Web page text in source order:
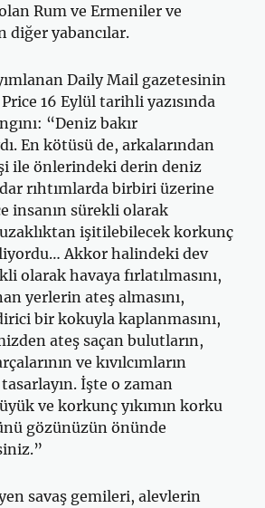
Rum ve Ermeniler ve
diğer yabancılar.
Daily Mail gazetesinin
16 Eylül tarihli yazısında
“Deniz bakır
En kötüsü de, arkalarından
ile önlerindeki derin deniz
rıhtımlarda birbiri üzerine
insanın sürekli olarak
işitilebilecek korkunç
Akkor halindeki dev
olarak havaya fırlatılmasını,
yerlerin ateş almasını,
bir kokuyla kaplanmasını,
ateş saçan bulutların,
ve kıvılcımların
İşte o zaman
ve korkunç yıkımın korku
gözünüzün önünde
savaş gemileri, alevlerin